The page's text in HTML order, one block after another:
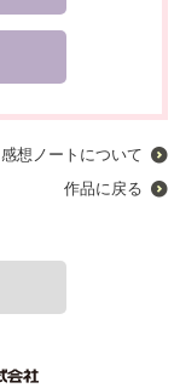
感想ノートについて
作品に戻る